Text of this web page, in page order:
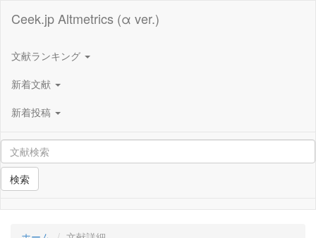
Ceek.jp Altmetrics (α ver.)
文献ランキング
新着文献
新着投稿
検索